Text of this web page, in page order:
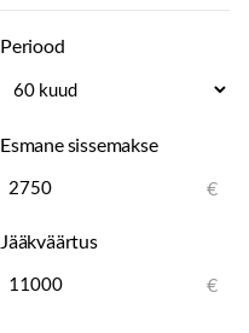
Periood
Esmane sissemakse
€
Jääkväärtus
€